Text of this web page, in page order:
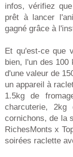
infos, vérifiez
prêt à lancer
gagné grâce à
Et qu'est-ce que
bien, l'un des 100
d'une valeur de
un appareil à
1.5kg de
charcuterie,
cornichons, de la
RichesMonts x
soirées raclette